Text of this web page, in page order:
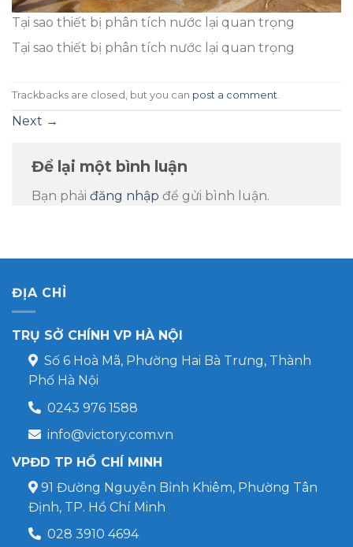
Tại sao thiết bị phân tích nước lại quan trọng
Tại sao thiết bị phân tích nước lại quan trọng
Trackbacks are closed, but you can post a comment.
Next →
Để lại một bình luận
Bạn phải đăng nhập để gửi bình luận.
ĐỊA CHỈ
TRỤ SỞ CHÍNH VP HÀ NỘI
Số 6 Hoà Mã, Phường Hai Bà Trưng, Thành
Phố Hà Nội
0243 976 1588
info@victory.com.vn
VPĐD TP HỒ CHÍ MINH
91 Đường Nguyễn Bỉnh Khiêm, Phường Tân
Định, TP. Hồ Chí Minh
028 3910 4694